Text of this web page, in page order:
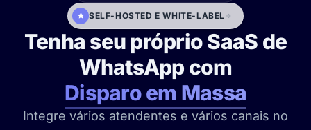
SELF-HOSTED E WHITE-LABEL
Tenha seu próprio SaaS de
WhatsApp com
Disparo em Massa
Integre vários atendentes e vários canais no